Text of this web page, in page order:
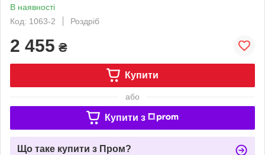
В наявності
Код: 1063-2
Роздріб
2 455 ₴
Купити
або
Купити з
Що таке купити з Пром?